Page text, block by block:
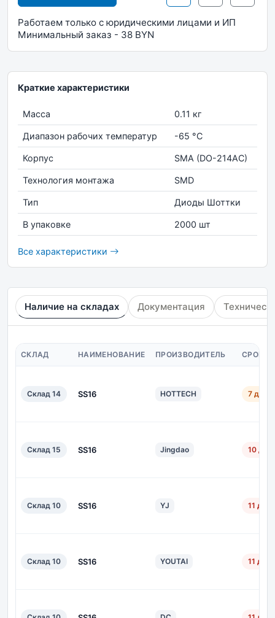
Работаем только с юридическими лицами и ИП
Минимальный заказ - 38 BYN
Краткие характеристики
Масса 0.11 кг
Диапазон рабочих температур -65 °С
Корпус SMA (DO-214AC)
Технология монтажа SMD
Тип Диоды Шоттки
В упаковке 2000 шт
Все характеристики
Наличие на складах Документация
СКЛАД НАИМЕНОВАНИЕ ПРОИЗВОДИТЕЛЬ СРОК
Склад 14 SS16 HOTTECH 7 дн.
Склад 15 SS16 Jingdao 10 дн.
Склад 10 SS16 YJ 11 дн.
Склад 10 SS16 YOUTAI 11 дн.